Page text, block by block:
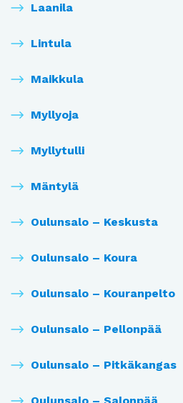
Laanila
Lintula
Maikkula
Myllyoja
Myllytulli
Mäntylä
Oulunsalo – Keskusta
Oulunsalo – Koura
Oulunsalo – Kouranpelto
Oulunsalo – Pellonpää
Oulunsalo – Pitkäkangas